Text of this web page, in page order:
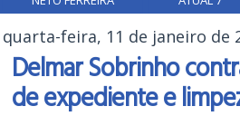
quarta-feira, 11 de janeiro de
Delmar Sobrinho
de expediente e